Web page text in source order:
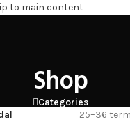
to main content
Shop
Categories
25–36